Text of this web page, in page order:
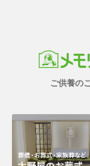
ご供養の